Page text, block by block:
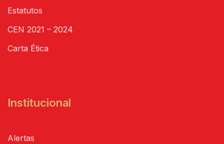
Estatutos
CEN 2021 – 2024
Carta Ética
Institucional
Alertas